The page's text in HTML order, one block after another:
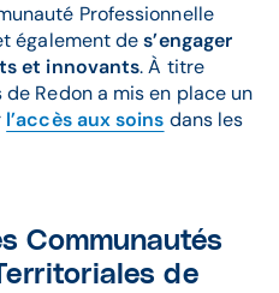
Professionnelle
également des’engager
et innovants. À titre
de Redon a mis en place un
l’accès aux soins dans les
Communautés
de